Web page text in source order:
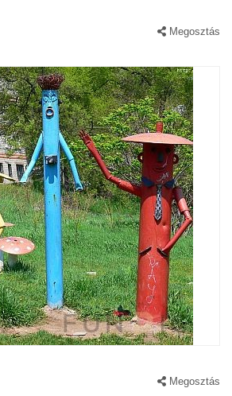
Megosztás
Megosztás